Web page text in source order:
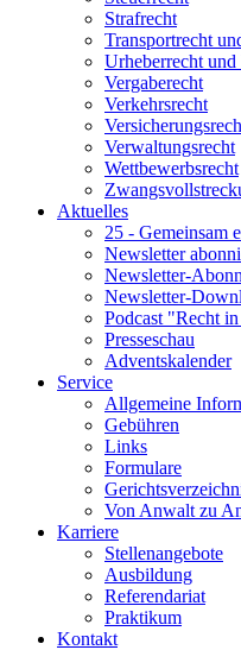
Strafrecht
Transportrecht
Urheberrecht
Vergaberecht
Verkehrsrecht
Verwaltungsrecht
Wettbewerbsrecht
Aktuelles
25 - Gemeinsam
Newsletter
Newsletter-
Newsletter-
Podcast "Recht
Presseschau
Adventskalender
Service
Allgemeine
Gebühren
Links
Formulare
Von Anwalt zu
Karriere
Stellenangebote
Ausbildung
Referendariat
Praktikum
Kontakt